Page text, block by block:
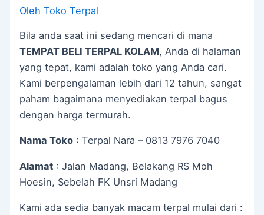
OlehToko Terpal
Bila anda saat ini sedang mencari di mana
TEMPAT BELI TERPAL KOLAM, Anda di halaman
yang tepat, kami adalah toko yang Anda cari.
Kami berpengalaman lebih dari 12 tahun, sangat
paham bagaimana menyediakan terpal bagus
dengan harga termurah.
Nama Toko : Terpal Nara – 0813 7976 7040
Alamat : Jalan Madang, Belakang RS Moh
Hoesin, Sebelah FK Unsri Madang
Kami ada sedia banyak macam terpal mulai dari :